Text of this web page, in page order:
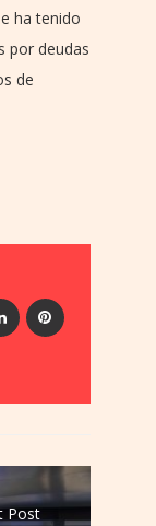
ha tenido
por deudas
de
Post